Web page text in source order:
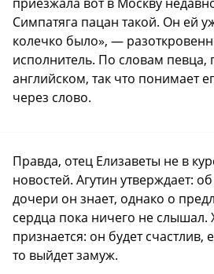
Симпатяга пацан такой. Он ей
колечко было», —
исполнитель. По словам певца,
английском, так что понимает
через слово.
Правда, отец Елизаветы не в
новостей. Агутин утверждает:
дочери он знает, однако о
сердца пока ничего не слышал.
признается: он будет счастлив,
то выйдет замуж.